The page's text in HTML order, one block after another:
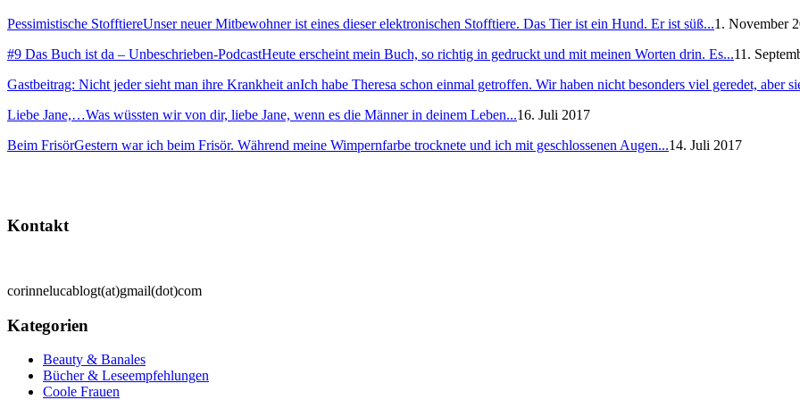
Pessimistische StofftiereUnser neuer Mitbewohner ist eines dieser elektronischen Stofftiere. Das Tier ist ein Hund. Er ist süß...1. November
#9 Das Buch ist da – Unbeschrieben-PodcastHeute erscheint mein Buch, so richtig in gedruckt und mit meinen Worten drin. Es...11.
Gastbeitrag: Nicht jeder sieht man ihre Krankheit anIch habe Theresa schon einmal getroffen. Wir haben nicht besonders viel geredet, aber
Liebe Jane,…Was wüssten wir von dir, liebe Jane, wenn es die Männer in deinem Leben...16. Juli 2017
Beim FrisörGestern war ich beim Frisör. Während meine Wimpernfarbe trocknete und ich mit geschlossenen Augen...14. Juli 2017
Kontakt
corinnelucablogt(at)gmail(dot)com
Kategorien
Beauty & Banales
Bücher & Leseempfehlungen
Coole Frauen